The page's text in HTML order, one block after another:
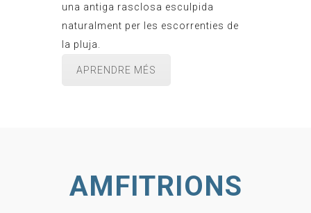
una antiga rasclosa esculpida
naturalment per les escorrenties de
la pluja.
APRENDRE MÉS
AMFITRIONS